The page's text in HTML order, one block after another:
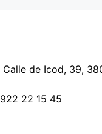
Calle de Icod, 39,
922 22 15 45